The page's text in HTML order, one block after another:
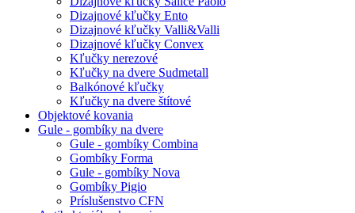
Dizajnové kľučky Ento
Dizajnové kľučky Valli&Valli
Dizajnové kľučky Convex
Kľučky nerezové
Kľučky na dvere Sudmetall
Balkónové kľučky
Kľučky na dvere štítové
Objektové kovania
Gule - gombíky na dvere
Gule - gombíky Combina
Gombíky Forma
Gule - gombíky Nova
Gombíky Pigio
Príslušenstvo CFN